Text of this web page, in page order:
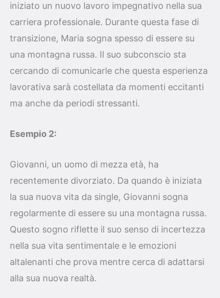
iniziato un nuovo lavoro impegnativo nella sua
carriera professionale. Durante questa fase di
transizione, Maria sogna spesso di essere su
una montagna russa. Il suo subconscio sta
cercando di comunicarle che questa esperienza
lavorativa sarà costellata da momenti eccitanti
ma anche da periodi stressanti.
Esempio 2:
Giovanni, un uomo di mezza età, ha
recentemente divorziato. Da quando è iniziata
la sua nuova vita da single, Giovanni sogna
regolarmente di essere su una montagna russa.
Questo sogno riflette il suo senso di incertezza
nella sua vita sentimentale e le emozioni
altalenanti che prova mentre cerca di adattarsi
alla sua nuova realtà.